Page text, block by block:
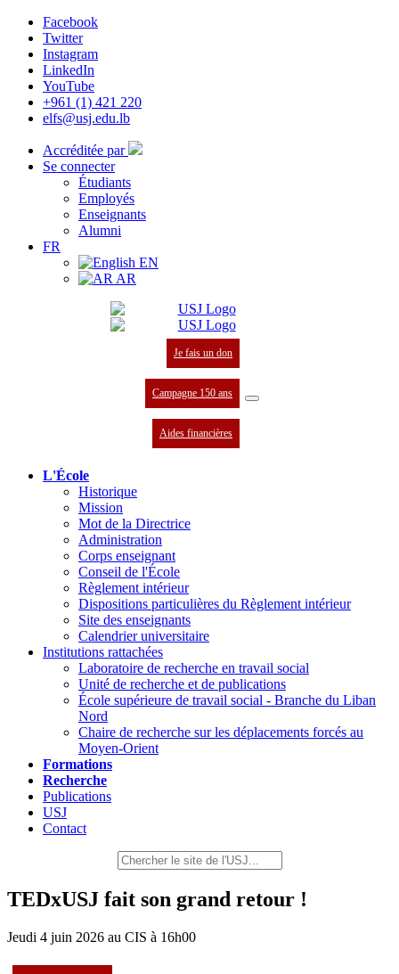
Facebook
Twitter
Instagram
LinkedIn
YouTube
+961 (1) 421 220
elfs@usj.edu.lb
Accréditée par
Se connecter
Étudiants
Employés
Enseignants
Alumni
FR
EN
AR
Je fais un don
Campagne 150 ans
Aides financières
L'École
Historique
Mission
Mot de la Directrice
Administration
Corps enseignant
Conseil de l'École
Règlement intérieur
Dispositions particulières du Règlement intérieur
Site des enseignants
Calendrier universitaire
Institutions rattachées
Laboratoire de recherche en travail social
Unité de recherche et de publications
École supérieure de travail social - Branche du Liban
Nord
Chaire de recherche sur les déplacements forcés au
Moyen-Orient
Formations
Recherche
Publications
USJ
Contact
TEDxUSJ fait son grand retour !
Jeudi 4 juin 2026 au CIS à 16h00